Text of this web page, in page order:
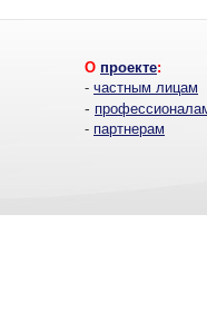
О проекте:
- частным лицам
-
- партнерам